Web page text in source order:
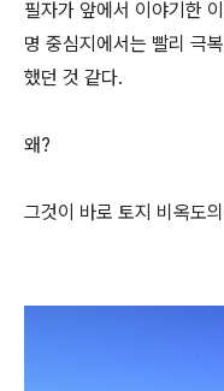
필자가 앞에서 이야기한
명 중심지에서는 빨리 극
했던 것 같다.
왜?
그것이 바로 토지 비옥도